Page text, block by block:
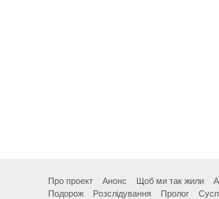
Про проект Анонс Щоб ми так жили
Подорож
Розслідування Пролог